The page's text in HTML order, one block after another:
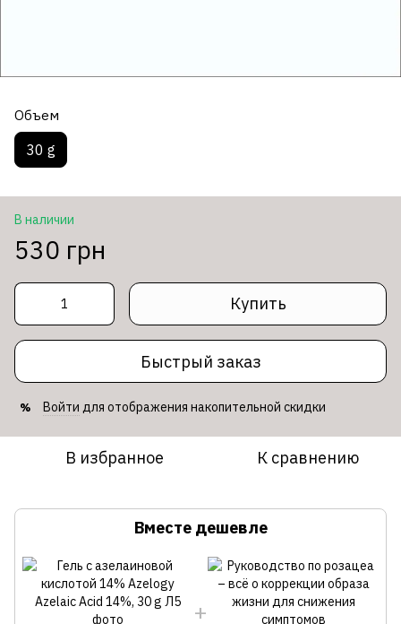
Объем
30 g
В наличии
530 грн
Купить
Быстрый заказ
% Войти для отображения накопительной скидки
В избранное К сравнению
Вместе дешевле